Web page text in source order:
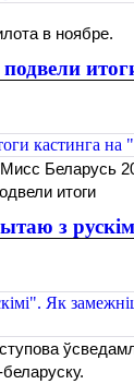
в ноябре.
Беларусь
итоги
з